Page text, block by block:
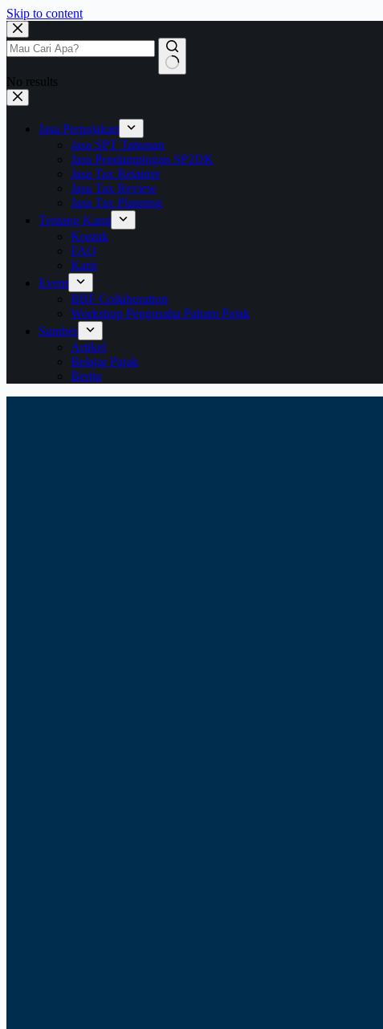
Skip to content
No results
Jasa Perpajakan
Jasa SPT Tahunan
Jasa Pendampingan SP2DK
Jasa Tax Retainer
Jasa Tax Review
Jasa Tax Planning
Tentang Kami
Kontak
FAQ
Karir
Event
BBF Collaboration
Workshop Pengusaha Paham Pajak
Sumber
Artikel
Belajar Pajak
Berita